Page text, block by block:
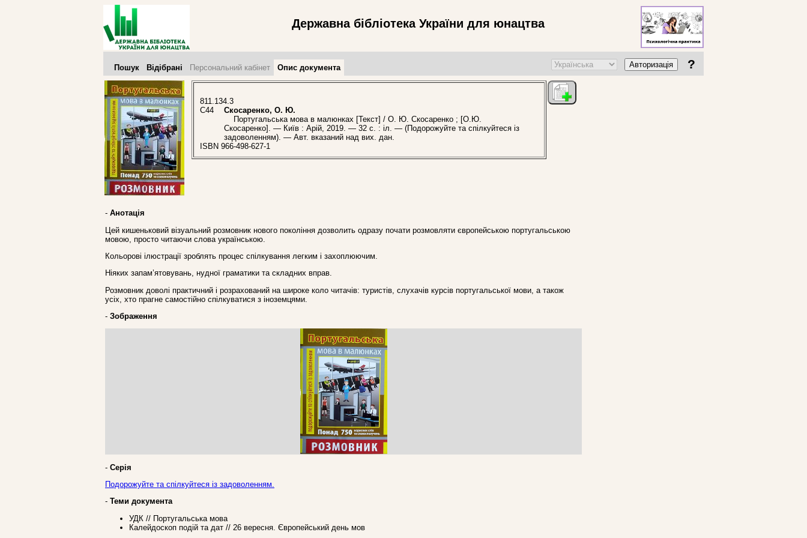
Державна бібліотека України для юнацтва
Пошук Відібрані Персональний кабінет Опис документа Авторизація ?
811.134.3
С44
Скосаренко, О. Ю.
Португальська мова в малюнках [Текст] / О. Ю. Скосаренко ; [О.Ю.
Скосаренко]. — Київ : Арій, 2019. — 32 с. : іл. — (Подорожуйте та спілкуйтеся із
задоволенням). — Авт. вказаний над вих. дан.
ISBN 966-498-627-1
- Анотація
Цей кишеньковий візуальний розмовник нового покоління дозволить одразу почати розмовляти європейською португальською
мовою, просто читаючи слова українською.
Кольорові ілюстрації зроблять процес спілкування легким і захоплюючим.
Ніяких запам’ятовувань, нудної граматики та складних вправ.
Розмовник доволі практичний і розрахований на широке коло читачів: туристів, слухачів курсів португальської мови, а також
усіх, хто прагне самостійно спілкуватися з іноземцями.
- Зображення
- Серія
Подорожуйте та спілкуйтеся із задоволенням.
- Теми документа
УДК // Португальська мова
Калейдоскоп подій та дат // 26 вересня. Європейський день мов